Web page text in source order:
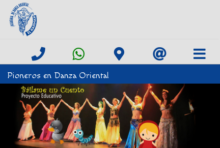
Pioneros en Danza Oriental